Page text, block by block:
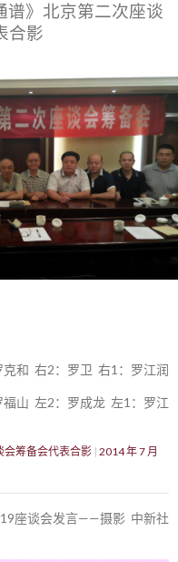
谱》北京第二次座谈
合影
和 右2：罗卫 右1：罗江润
山 左2：罗成龙 左1：罗江
会筹备会代表合影 2014 年 7 月
座谈会发言——摄影 中新社